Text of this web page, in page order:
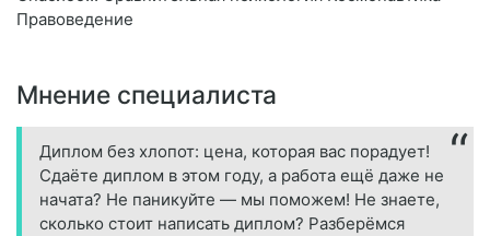
Правоведение
Мнение специалиста
Диплом без хлопот: цена, которая вас порадует!
Сдаёте диплом в этом году, а работа ещё даже не
начата? Не паникуйте — мы поможем! Не знаете,
сколько стоит написать диплом? Разберёмся